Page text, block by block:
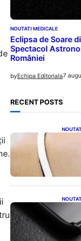
NOUTATI MEDICALE
Eclipsa de Soare
Spectacol
României
byEchipa Editoriala7
RECENT POSTS
10